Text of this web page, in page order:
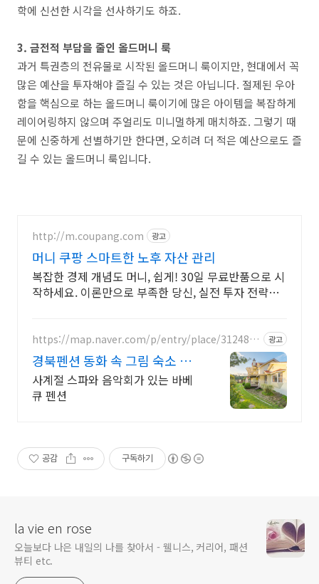
학에 신선한 시각을 선사하기도 하죠.
3. 금전적 부담을 줄인 올드머니 룩
과거 특권층의 전유물로 시작된 올드머니 룩이지만, 현대에서 꼭
많은 예산을 투자해야 즐길 수 있는 것은 아닙니다. 절제된 우아
함을 핵심으로 하는 올드머니 룩이기에 많은 아이템을 복잡하게
레이어링하지 않으며 주얼리도 미니멀하게 매치하죠. 그렇기 때
문에 신중하게 선별하기만 한다면, 오히려 더 적은 예산으로도 즐
길 수 있는 올드머니 룩입니다.
http://m.coupang.com 광고
머니 쿠팡 스마트한 노후 자산 관리
복잡한 경제 개념도 머니, 쉽게! 30일 무료반품으로 시
작하세요. 이론만으로 부족한 당신, 실전 투자 전략을
https://map.naver.com/p/entry/place/3124889
광고
경북펜션 동화 속 그림 숙소 스
파 바베큐 감성 캠핑 불멍
사계절 스파와 음악회가 있는 바베
큐 펜션
공감 구독하기
la vie en rose
오늘보다 나은 내일의 나를 찾아서 - 웰니스, 커리어, 패션
뷰티 etc.